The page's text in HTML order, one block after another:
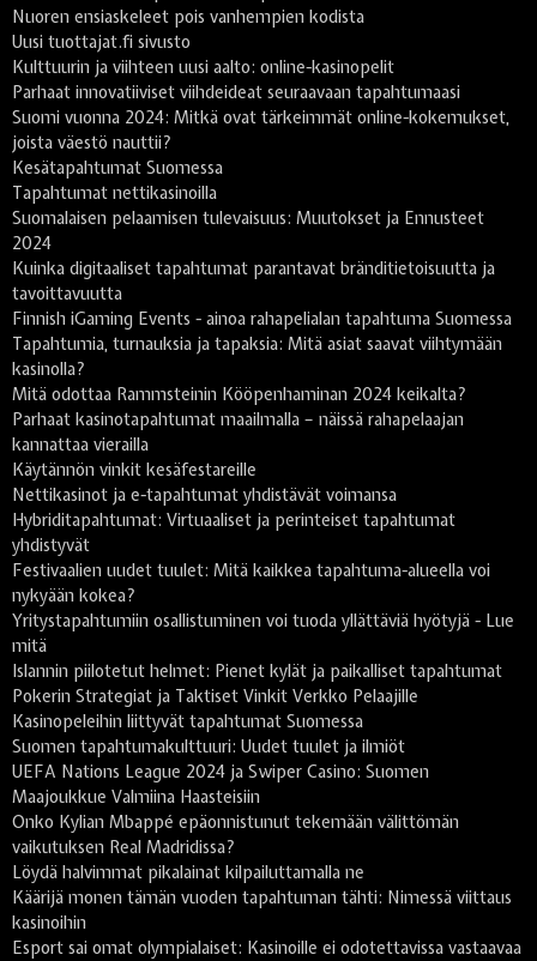
Nuoren ensiaskeleet pois vanhempien kodista
Uusi tuottajat.fi sivusto
Kulttuurin ja viihteen uusi aalto: online-kasinopelit
Parhaat innovatiiviset viihdeideat seuraavaan tapahtumaasi
Suomi vuonna 2024: Mitkä ovat tärkeimmät online-kokemukset,
joista väestö nauttii?
Kesätapahtumat Suomessa
Tapahtumat nettikasinoilla
Suomalaisen pelaamisen tulevaisuus: Muutokset ja Ennusteet
2024
Kuinka digitaaliset tapahtumat parantavat bränditietoisuutta ja
tavoittavuutta
Finnish iGaming Events - ainoa rahapelialan tapahtuma Suomessa
Tapahtumia, turnauksia ja tapaksia: Mitä asiat saavat viihtymään
kasinolla?
Mitä odottaa Rammsteinin Kööpenhaminan 2024 keikalta?
Parhaat kasinotapahtumat maailmalla – näissä rahapelaajan
kannattaa vierailla
Käytännön vinkit kesäfestareille
Nettikasinot ja e-tapahtumat yhdistävät voimansa
Hybriditapahtumat: Virtuaaliset ja perinteiset tapahtumat
yhdistyvät
Festivaalien uudet tuulet: Mitä kaikkea tapahtuma-alueella voi
nykyään kokea?
Yritystapahtumiin osallistuminen voi tuoda yllättäviä hyötyjä - Lue
mitä
Islannin piilotetut helmet: Pienet kylät ja paikalliset tapahtumat
Pokerin Strategiat ja Taktiset Vinkit Verkko Pelaajille
Kasinopeleihin liittyvät tapahtumat Suomessa
Suomen tapahtumakulttuuri: Uudet tuulet ja ilmiöt
UEFA Nations League 2024 ja Swiper Casino: Suomen
Maajoukkue Valmiina Haasteisiin
Onko Kylian Mbappé epäonnistunut tekemään välittömän
vaikutuksen Real Madridissa?
Löydä halvimmat pikalainat kilpailuttamalla ne
Käärijä monen tämän vuoden tapahtuman tähti: Nimessä viittaus
kasinoihin
Esport sai omat olympialaiset: Kasinoille ei odotettavissa vastaavaa